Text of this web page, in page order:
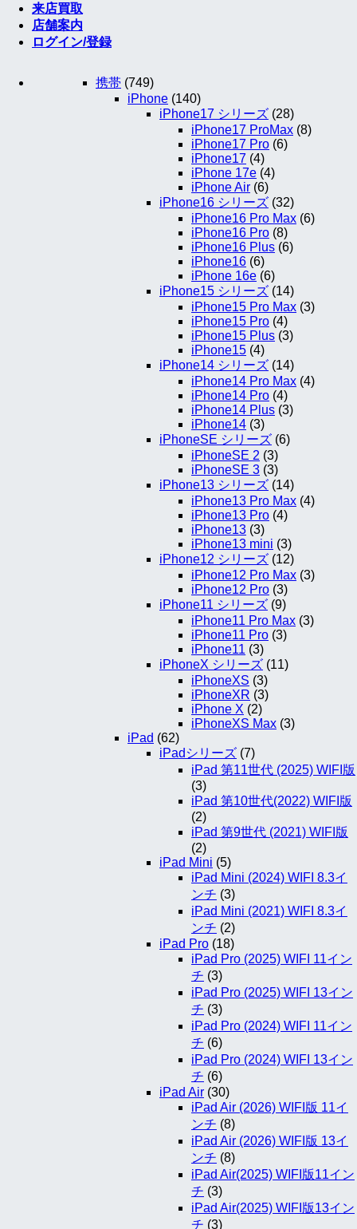
来店買取
店舗案内
ログイン/登録
携帯 (749)
iPhone (140)
iPhone17 シリーズ (28)
iPhone17 ProMax (8)
iPhone17 Pro (6)
iPhone17 (4)
iPhone 17e (4)
iPhone Air (6)
iPhone16 シリーズ (32)
iPhone16 Pro Max (6)
iPhone16 Pro (8)
iPhone16 Plus (6)
iPhone16 (6)
iPhone 16e (6)
iPhone15 シリーズ (14)
iPhone15 Pro Max (3)
iPhone15 Pro (4)
iPhone15 Plus (3)
iPhone15 (4)
iPhone14 シリーズ (14)
iPhone14 Pro Max (4)
iPhone14 Pro (4)
iPhone14 Plus (3)
iPhone14 (3)
iPhoneSE シリーズ (6)
iPhoneSE 2 (3)
iPhoneSE 3 (3)
iPhone13 シリーズ (14)
iPhone13 Pro Max (4)
iPhone13 Pro (4)
iPhone13 (3)
iPhone13 mini (3)
iPhone12 シリーズ (12)
iPhone12 Pro Max (3)
iPhone12 Pro (3)
iPhone11 シリーズ (9)
iPhone11 Pro Max (3)
iPhone11 Pro (3)
iPhone11 (3)
iPhoneX シリーズ (11)
iPhoneXS (3)
iPhoneXR (3)
iPhone X (2)
iPhoneXS Max (3)
iPad (62)
iPadシリーズ (7)
iPad 第11世代 (2025) WIFI版
(3)
iPad 第10世代(2022) WIFI版
(2)
iPad 第9世代 (2021) WIFI版
(2)
iPad Mini (5)
iPad Mini (2024) WIFI 8.3イ
ンチ (3)
iPad Mini (2021) WIFI 8.3イ
ンチ (2)
iPad Pro (18)
iPad Pro (2025) WIFI 11イン
チ (3)
iPad Pro (2025) WIFI 13イン
チ (3)
iPad Pro (2024) WIFI 11イン
チ (6)
iPad Pro (2024) WIFI 13イン
チ (6)
iPad Air (30)
iPad Air (2026) WIFI版 11イ
ンチ (8)
iPad Air (2026) WIFI版 13イ
ンチ (8)
iPad Air(2025) WIFI版11イン
チ (3)
iPad Air(2025) WIFI版13イン
チ (3)